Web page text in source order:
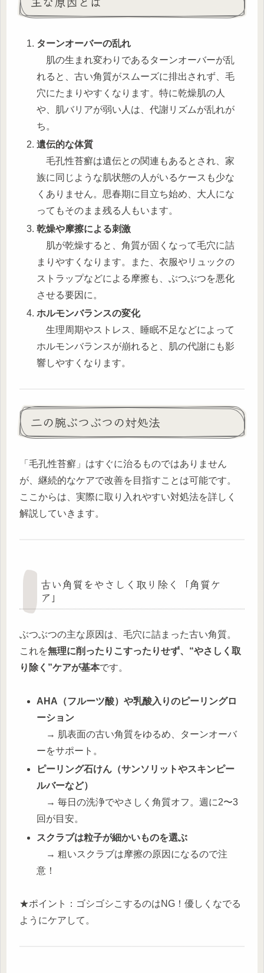
ターンオーバーの乱れ
肌の生まれ変わりであるターンオーバーが乱
れると、古い角質がスムーズに排出されず、毛
穴にたまりやすくなります。特に乾燥肌の人
や、肌バリアが弱い人は、代謝リズムが乱れが
ち。
遺伝的な体質
毛孔性苔癬は遺伝との関連もあるとされ、家
族に同じような肌状態の人がいるケースも少な
くありません。思春期に目立ち始め、大人にな
ってもそのまま残る人もいます。
乾燥や摩擦による刺激
肌が乾燥すると、角質が固くなって毛穴に詰
まりやすくなります。また、衣服やリュックの
ストラップなどによる摩擦も、ぶつぶつを悪化
させる要因に。
ホルモンバランスの変化
生理周期やストレス、睡眠不足などによって
ホルモンバランスが崩れると、肌の代謝にも影
響しやすくなります。
二の腕ぶつぶつの対処法
「毛孔性苔癬」はすぐに治るものではありません
が、継続的なケアで改善を目指すことは可能です。
ここからは、実際に取り入れやすい対処法を詳しく
解説していきます。
古い角質をやさしく取り除く「角質ケ
ア」
ぶつぶつの主な原因は、毛穴に詰まった古い角質。
これを無理に削ったりこすったりせず、“やさしく取
り除く”ケアが基本です。
AHA（フルーツ酸）や乳酸入りのピーリングロ
ーション
→ 肌表面の古い角質をゆるめ、ターンオーバ
ーをサポート。
ピーリング石けん（サンソリットやスキンピー
ルバーなど）
→ 毎日の洗浄でやさしく角質オフ。週に2〜3
回が目安。
スクラブは粒子が細かいものを選ぶ
→ 粗いスクラブは摩擦の原因になるので注
意！
★ポイント：ゴシゴシこするのはNG！優しくなでる
ようにケアして。